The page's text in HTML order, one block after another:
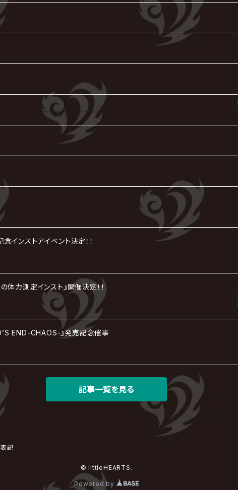
インストアイベント決定！！
力測定インスト』開催決定！！
END-CHAOS-』発売記念催事
記事一覧を見る
記
© littleHEARTS.
Powered by